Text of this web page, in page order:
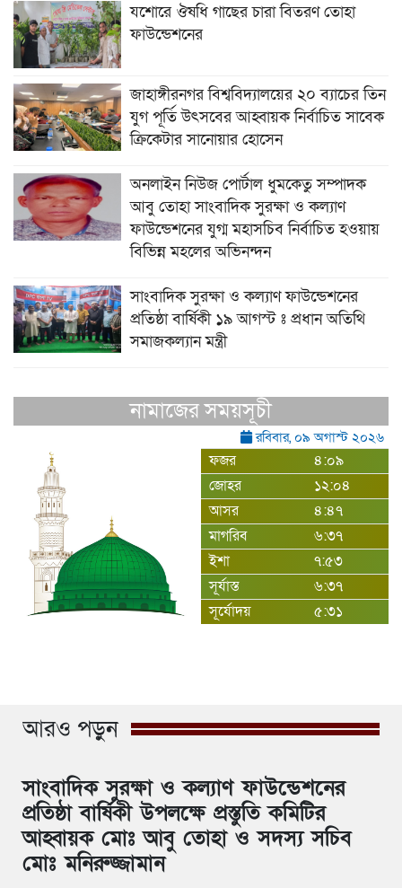
যশোরে ঔষধি গাছের চারা বিতরণ তোহা
ফাউন্ডেশনের
জাহাঙ্গীরনগর বিশ্ববিদ্যালয়ের ২০ ব্যাচের তিন
যুগ পূর্তি উৎসবের আহ্বায়ক নির্বাচিত সাবেক
ক্রিকেটার সানোয়ার হোসেন
অনলাইন নিউজ পোর্টাল ধুমকেতু সম্পাদক
আবু তোহা সাংবাদিক সুরক্ষা ও কল্যাণ
ফাউন্ডেশনের যুগ্ম মহাসচিব নির্বাচিত হওয়ায়
বিভিন্ন মহলের অভিনন্দন
সাংবাদিক সুরক্ষা ও কল্যাণ ফাউন্ডেশনের
প্রতিষ্ঠা বার্ষিকী ১৯ আগস্ট ঃ প্রধান অতিথি
সমাজকল্যান মন্ত্রী
নামাজের সময়সূচী
রবিবার, ০৯ অগাস্ট ২০২৬
ফজর
৪:০৯
জোহর
১২:০৪
আসর
৪:৪৭
মাগরিব
৬:৩৭
ইশা
৭:৫৩
সূর্যাস্ত
৬:৩৭
সূর্যোদয়
৫:৩১
আরও পড়ুন
সাংবাদিক সুরক্ষা ও কল্যাণ ফাউন্ডেশনের
প্রতিষ্ঠা বার্ষিকী উপলক্ষে প্রস্তুতি কমিটির
আহ্বায়ক মোঃ আবু তোহা ও সদস্য সচিব
মোঃ মনিরুজ্জামান